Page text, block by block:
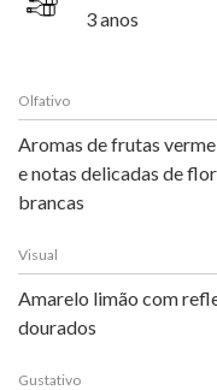
3 anos
Olfativo
Aromas de frutas
e notas delicadas de
brancas
Visual
Amarelo limão com
dourados
Gustativo